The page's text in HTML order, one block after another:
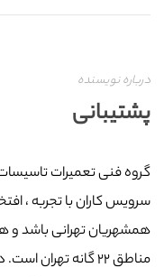
درباره نویسنده
پشتیبانی
گروه فنی تعمیرات
همشهریان تهرانی باشد و
مناطق ۲۲ گانه